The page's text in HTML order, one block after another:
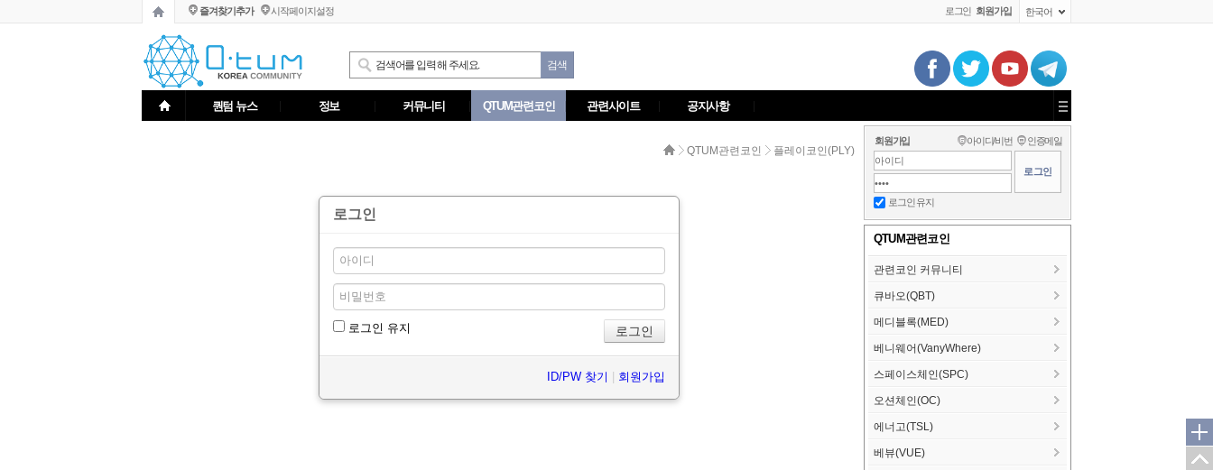
즐겨찾기추가 시작페이지설정 로그인 회원가입 한국어
퀀텀 뉴스 정보 커뮤니티 QTUM관련코인 관련사이트 공지사항
QTUM관련코인 플레이코인(PLY)
로그인
로그인 유지
ID/PW 찾기 회원가입
회원가입 아이디/비번 인증메일
로그인 유지
QTUM관련코인
관련코인 커뮤니티
큐바오(QBT)
메디블록(MED)
베니웨어(VanyWhere)
스페이스체인(SPC)
오션체인(OC)
에너고(TSL)
베뷰(VUE)